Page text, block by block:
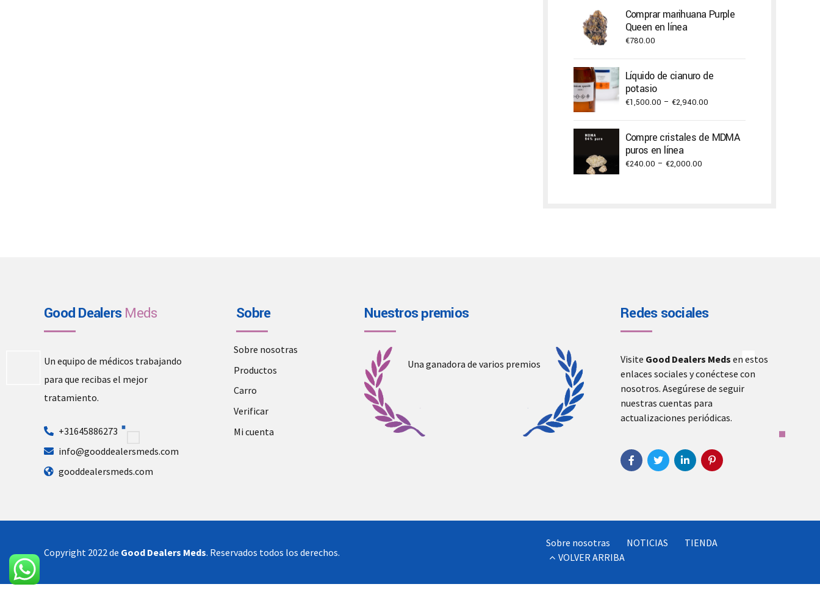
Comprar marihuana Purple
Queen en línea
€780.00
Líquido de cianuro de
potasio
€1,500.00 – €2,940.00Price
€1,500.00
Compre cristales de MDMA
puros en línea
€240.00 – €2,000.00Price
Good DealersMeds
Un equipo de médicos trabajando
para que recibas el mejor
tratamiento.
+31645886273
info@gooddealersmeds.com
gooddealersmeds.com
Sobre
Sobre nosotras
Productos
Carro
Verificar
Mi cuenta
Nuestros premios
Una ganadora de varios premios
Redes sociales
Visite Good Dealers Meds en estos
enlaces sociales y conéctese con
nosotros. Asegúrese de seguir
nuestras cuentas para
actualizaciones periódicas.
Copyright 2022 de Good Dealers Meds. Reservados todos los derechos.
Sobre nosotras NOTICIAS
TIENDA
VOLVER ARRIBA